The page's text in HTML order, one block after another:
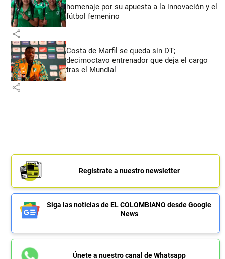
homenaje por su apuesta a la innovación y el
fútbol femenino
share
Costa de Marfil se queda sin DT;
decimoctavo entrenador que deja el cargo
tras el Mundial
share
Regístrate a nuestro newsletter
Siga las noticias de EL COLOMBIANO desde Google
News
Únete a nuestro canal de Whatsapp